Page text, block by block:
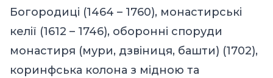
Богородиці (1464 – 1760), монастирські
келії (1612 – 1746), оборонні споруди
монастиря (мури, дзвіниця, башти) (1702),
коринфська колона з мідною та